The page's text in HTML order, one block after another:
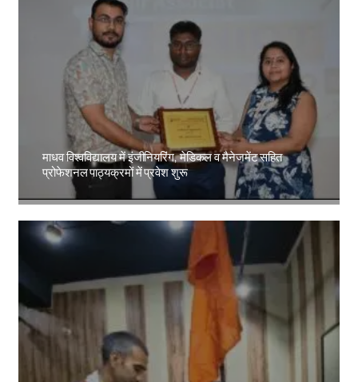
माधव विश्वविद्यालय में इंजीनियरिंग, मेडिकल व मैनेजमेंट सहित
प्रोफेशनल पाठ्यक्रमों में प्रवेश शुरू
Amit Lekh